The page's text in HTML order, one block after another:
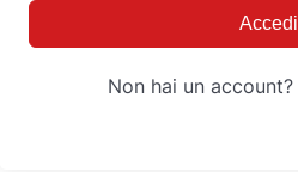
Accedi
Non hai un account?